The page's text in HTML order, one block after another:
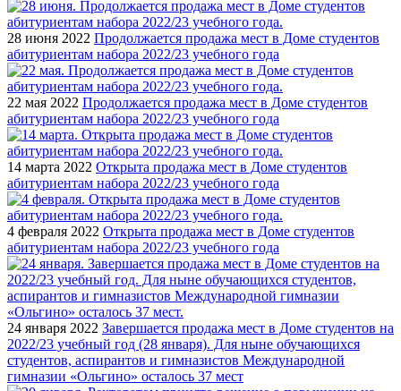
28 июня 2022 Продолжается продажа мест в Доме студентов
абитуриентам набора 2022/23 учебного года
22 мая 2022 Продолжается продажа мест в Доме студентов
абитуриентам набора 2022/23 учебного года
14 марта 2022 Открыта продажа мест в Доме студентов
абитуриентам набора 2022/23 учебного года
4 февраля 2022 Открыта продажа мест в Доме студентов
абитуриентам набора 2022/23 учебного года
24 января 2022 Завершается продажа мест в Доме студентов на
2022/23 учебный год (28 января). Для ныне обучающихся
студентов, аспирантов и гимназистов Международной
гимназии «Ольгино» осталось 37 мест